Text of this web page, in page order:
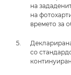
на
на
времето за
со